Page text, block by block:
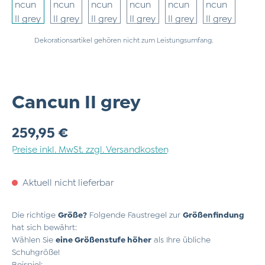
Dekorationsartikel gehören nicht zum Leistungsumfang.
Cancun II grey
Regulärer Preis:
259,95 €
Preise inkl. MwSt. zzgl. Versandkosten
Aktuell nicht lieferbar
Die richtige Größe? Folgende Faustregel zur Größenfindung
hat sich bewährt:
Wählen Sie eine Größenstufe höher als Ihre übliche
Schuhgröße!